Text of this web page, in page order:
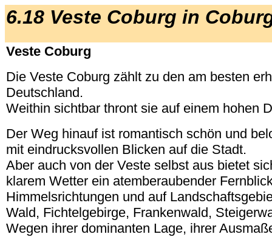
6.18 Veste Coburg in
Veste Coburg
Die Veste Coburg zählt zu den am besten
Deutschland.
Weithin sichtbar thront sie auf einem hohen
Der Weg hinauf ist romantisch schön und
mit eindrucksvollen Blicken auf die Stadt.
Aber auch von der Veste selbst aus bietet
klarem Wetter ein atemberaubender
Himmelsrichtungen und auf
Wald, Fichtelgebirge, Frankenwald,
Wegen ihrer dominanten Lage, ihrer